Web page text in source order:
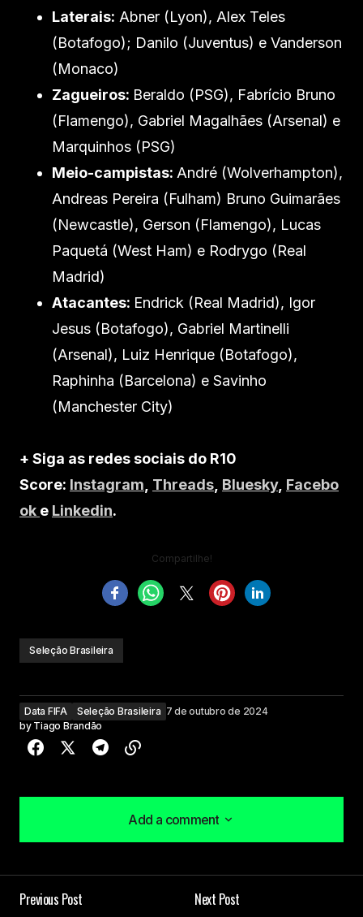
Laterais: Abner (Lyon), Alex Teles
(Botafogo); Danilo (Juventus) e Vanderson
(Monaco)
Zagueiros: Beraldo (PSG), Fabrício Bruno
(Flamengo), Gabriel Magalhães (Arsenal) e
Marquinhos (PSG)
Meio-campistas: André (Wolverhampton),
Andreas Pereira (Fulham) Bruno Guimarães
(Newcastle), Gerson (Flamengo), Lucas
Paquetá (West Ham) e Rodrygo (Real
Madrid)
Atacantes: Endrick (Real Madrid), Igor
Jesus (Botafogo), Gabriel Martinelli
(Arsenal), Luiz Henrique (Botafogo),
Raphinha (Barcelona) e Savinho
(Manchester City)
+ Siga as redes sociais do R10
Score: Instagram Threads Bluesky, Facebo
ok e Linkedin.
Compartilhe!
Seleção Brasileira
Data FIFA Seleção Brasileira 7 de outubro de 2024
by Tiago Brandão
Add a comment
Add a comment
Previous Post
Next Post